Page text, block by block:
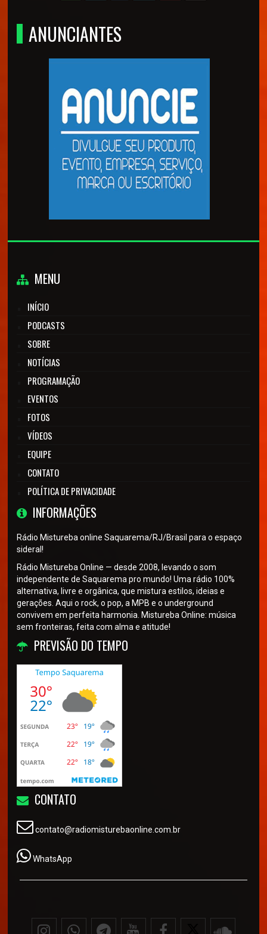
ANUNCIANTES
MENU
INÍCIO
PODCASTS
SOBRE
NOTÍCIAS
PROGRAMAÇÃO
EVENTOS
FOTOS
VÍDEOS
EQUIPE
CONTATO
POLÍTICA DE PRIVACIDADE
INFORMAÇÕES
Rádio Mistureba online Saquarema/RJ/Brasil para o espaço
sideral!
Rádio Mistureba Online — desde 2008, levando o som
independente de Saquarema pro mundo! Uma rádio 100%
alternativa, livre e orgânica, que mistura estilos, ideias e
gerações. Aqui o rock, o pop, a MPB e o underground
convivem em perfeita harmonia. Mistureba Online: música
sem fronteiras, feita com alma e atitude!
PREVISÃO DO TEMPO
CONTATO
contato@radiomisturebaonline.com.br
WhatsApp